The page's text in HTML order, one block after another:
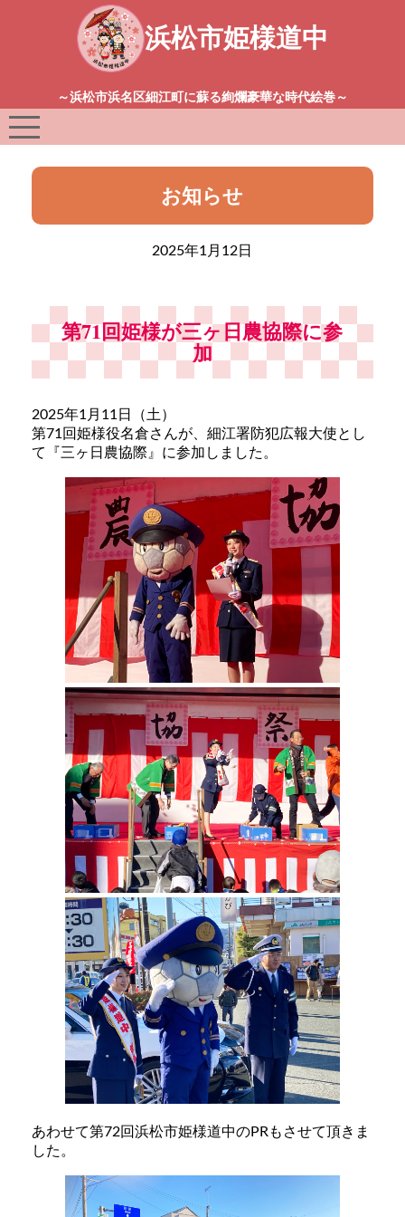
浜松市姫様道中
～浜松市浜名区細江町に蘇る絢爛豪華な時代絵巻～
お知らせ
2025年1月12日
第71回姫様が三ヶ日農協際に参
加
2025年1月11日（土）
第71回姫様役名倉さんが、細江署防犯広報大使とし
て『三ヶ日農協際』に参加しました。
あわせて第72回浜松市姫様道中のPRもさせて頂きま
した。